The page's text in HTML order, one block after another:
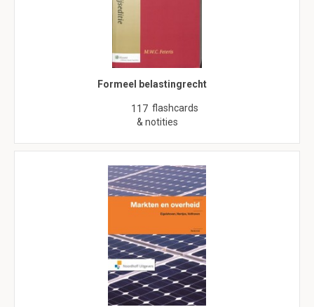
Formeel belastingrecht
117 flashcards
& notities